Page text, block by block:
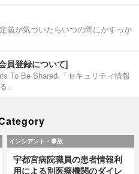
義が気づいたらいつの間にかすっか
員登録について]
To Be Shared.「セキュリティ情報
」
インシデント・事故
宇都宮病院職員の患者情報利
用による別医療機関のダイレ